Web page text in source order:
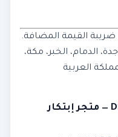
القيمة المضافة.
الدمام، الخبر، مكة،
العربية
هيكفيجن DS-K1T342EFWX-EN — متجر إبتكار